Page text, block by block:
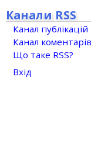
Канали RSS
Канал публікацій
Канал коментарів
Що таке RSS?
Вхід